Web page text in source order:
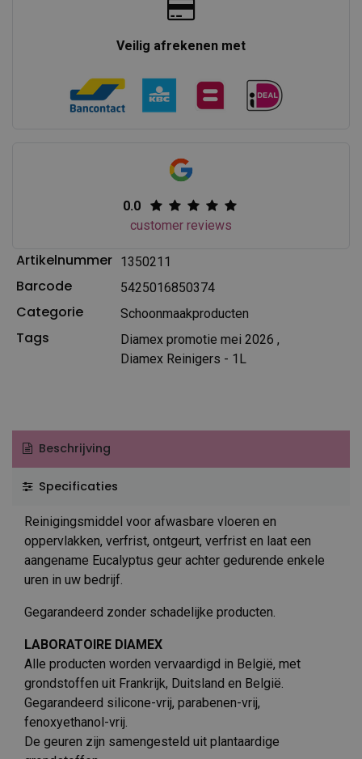
Veilig afrekenen met
0.0
customer reviews
Artikelnummer 1350211
Barcode 5425016850374
Categorie Schoonmaakproducten
Tags Diamex promotie mei 2026 ,
Diamex Reinigers - 1L
Beschrijving
Specificaties
Reinigingsmiddel voor afwasbare vloeren en
oppervlakken, verfrist, ontgeurt, verfrist en laat een
aangename Eucalyptus geur achter gedurende enkele
uren in uw bedrijf.
Gegarandeerd zonder schadelijke producten.
LABORATOIRE DIAMEX
Alle producten worden vervaardigd in België, met
grondstoffen uit Frankrijk, Duitsland en België.
Gegarandeerd silicone-vrij, parabenen-vrij,
fenoxyethanol-vrij.
De geuren zijn samengesteld uit plantaardige